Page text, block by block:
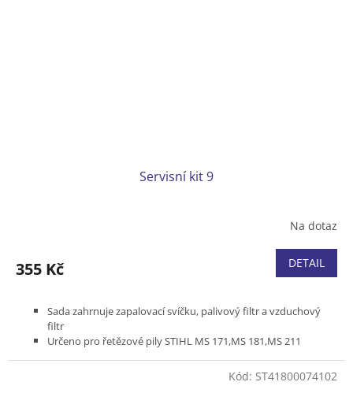
Servisní kit 9
Na dotaz
355 Kč DETAIL
Sada zahrnuje zapalovací svíčku, palivový filtr a vzduchový
filtr
Určeno pro řetězové pily STIHL MS 171,MS 181,MS 211
Kód: ST41800074102